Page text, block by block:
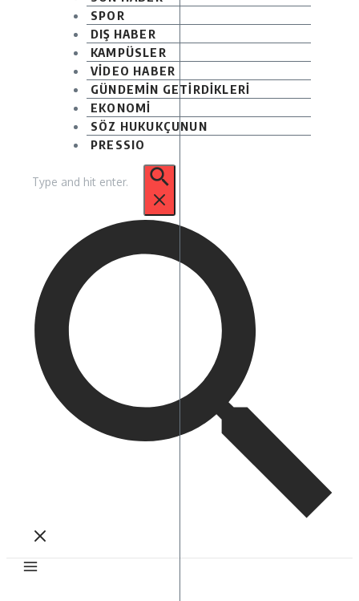
SPOR
DIŞ HABER
KAMPÜSLER
VİDEO HABER
GÜNDEMİN GETİRDİKLERİ
EKONOMİ
SÖZ HUKUKÇUNUN
PRESSIO